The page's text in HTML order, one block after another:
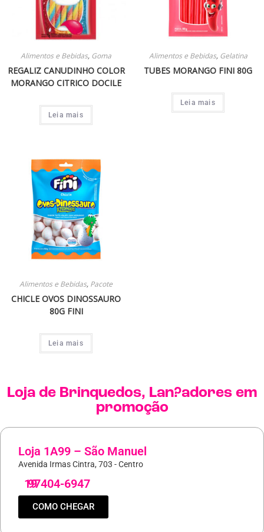
Alimentos e Bebidas, Goma
REGALIZ CANUDINHO COLOR
MORANGO CITRICO DOCILE
Leia mais
Alimentos e Bebidas, Gelatina
TUBES MORANGO FINI 80G
Leia mais
Alimentos e Bebidas, Pacote
CHICLE OVOS DINOSSAURO
80G FINI
Leia mais
Loja de Brinquedos, Lan?adores em
promoção
Loja 1A99 – São Manuel
Avenida Irmas Cintra, 703 - Centro
19
97404-6947
COMO CHEGAR